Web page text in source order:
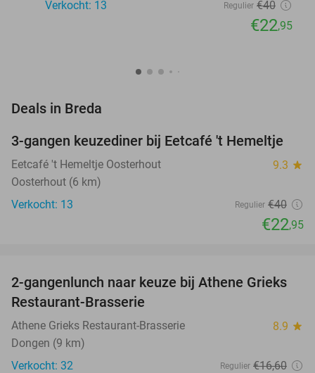
Verkocht: 13 Regulier €40
€22,95
Deals in Breda
43%
NEW
TODAY
3-gangen keuzediner bij Eetcafé 't Hemeltje
Eetcafé 't Hemeltje Oosterhout 9.3 star
Oosterhout (6 km)
Verkocht: 13
Regulier €40
€22,95
40%
NEW
TODAY
2-gangenlunch naar keuze bij Athene Grieks
Restaurant-Brasserie
Athene Grieks Restaurant-Brasserie 8.9 star
Dongen (9 km)
Verkocht: 32
Regulier €16,60